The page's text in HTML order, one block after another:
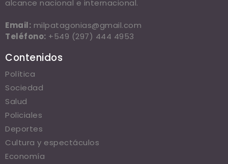
alcance nacional e internacional.
Email: milpatagonias@gmail.com
Teléfono: +549 (297) 444 4953
Contenidos
Política
Sociedad
Salud
Policiales
Deportes
Cultura y espectáculos
Economía